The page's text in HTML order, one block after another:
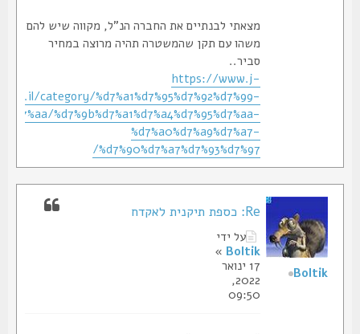
מצאתי לבנתיים את החברה הנ"ל, מקווה שיש להם
משהו עם תקן שהמשטרה תהיה מרוצה במחיר
סביר..
https://www.j-
sh.co.il/category/%d7%a1%d7%95%d7%92%d7%99-
%d7%9b%d7%a1%d7%a4%d7%95%d7%aa-
%d7%a0%d7%a9%d7%a7-
%d7%90%d7%a7%d7%93%d7%97/
Re: כספת תיקנית לאקדח
על ידי
Boltik
»
17 ינואר
2022,
09:50
Boltik